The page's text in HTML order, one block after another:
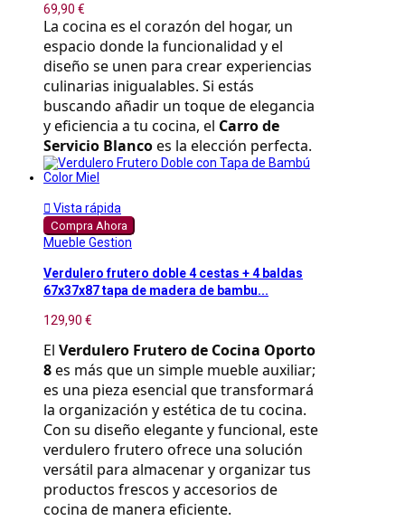
69,90 €
La cocina es el corazón del hogar, un
espacio donde la funcionalidad y el
diseño se unen para crear experiencias
culinarias inigualables. Si estás
buscando añadir un toque de elegancia
y eficiencia a tu cocina, el Carro de
Servicio Blanco es la elección perfecta.
 Vista rápida
Compra Ahora
Mueble Gestion
Verdulero frutero doble 4 cestas + 4 baldas
67x37x87 tapa de madera de bambu...
129,90 €
El Verdulero Frutero de Cocina Oporto
8 es más que un simple mueble auxiliar;
es una pieza esencial que transformará
la organización y estética de tu cocina.
Con su diseño elegante y funcional, este
verdulero frutero ofrece una solución
versátil para almacenar y organizar tus
productos frescos y accesorios de
cocina de manera eficiente.